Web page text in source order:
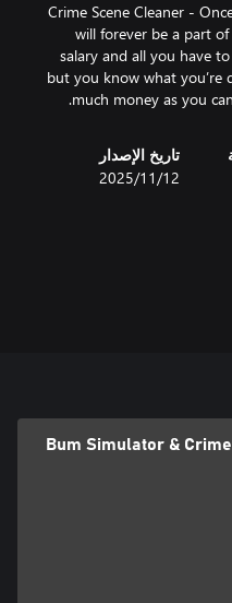
Crime Scene Cleaner -
will forever be a part
salary and all you have
but you know what you’re
much money as you
تاريخ الإصدار
12‏/11‏/2025
Bum Simulator &